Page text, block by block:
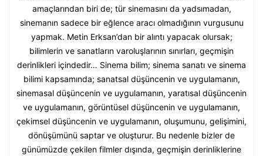
amaçlarından biri de; tür sinemasını da yadsımadan,
sinemanın sadece bir eğlence aracı olmadığının vurgusunu
yapmak. Metin Erksan’dan bir alıntı yapacak olursak;
bilimlerin ve sanatların varoluşlarının sınırları, geçmişin
derinlikleri içindedir… Sinema bilim; sinema sanatı ve sinema
bilimi kapsamında; sanatsal düşüncenin ve uygulamanın,
sinemasal düşüncenin ve uygulamanın, yaratısal düşüncenin
ve uygulamanın, görüntüsel düşüncenin ve uygulamanın,
çekimsel düşüncenin ve uygulamanın, oluşumunu, gelişimini,
dönüşümünü saptar ve oluşturur. Bu nedenle bizler de
günümüzde çekilen filmler dışında, geçmişin derinliklerine